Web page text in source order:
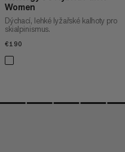
Women
Dýchací, lehké lyžařské kalhoty pro
skialpinismus.
€190